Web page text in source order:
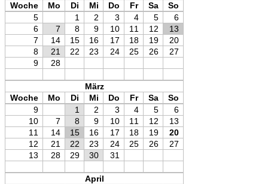
Woche
Mo Di Mi Do Fr Sa
So
5
1 2 3 4 5
6
6
7 8 9 10 11 12
13
7
14 15 16 17 18 19
20
8
21 22 23 24 25 26
27
9
28
März
Woche
Mo Di Mi Do Fr Sa
So
9
1 2 3 4 5
6
10
7 8 9 10 11 12
13
11
14 15 16 17 18 19
20
12
21 22 23 24 25 26
27
13
28 29 30 31
April